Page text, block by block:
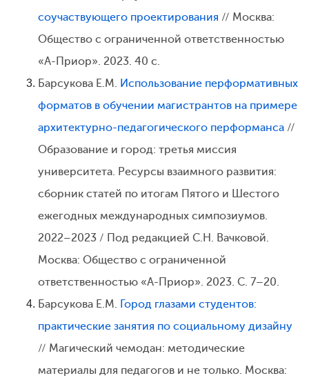
соучаствующего проектирования // Москва:
Общество с ограниченной ответственностью
«А-Приор». 2023. 40 с.
Барсукова Е.М. Использование перформативных
форматов в обучении магистрантов на примере
архитектурно-педагогического перформанса //
Образование и город: третья миссия
университета. Ресурсы взаимного развития:
сборник статей по итогам Пятого и Шестого
ежегодных международных симпозиумов.
2022–2023 / Под редакцией С.Н. Вачковой.
Москва: Общество с ограниченной
ответственностью «А-Приор». 2023. С. 7–20.
Барсукова Е.М. Город глазами студентов:
практические занятия по социальному дизайну
// Магический чемодан: методические
материалы для педагогов и не только. Москва: